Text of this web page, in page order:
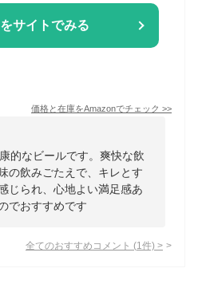
サイトでみる
価格と在庫をAmazonでチェック >>
的なビールです。爽快な飲
の飲みごたえで、キレとす
じられ、心地よい満足感あ
でおすすめです
全てのおすすめコメント (1 件) >